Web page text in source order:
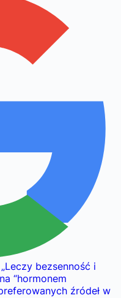
„Leczy bezsenność i
“hormonem
źródeł w